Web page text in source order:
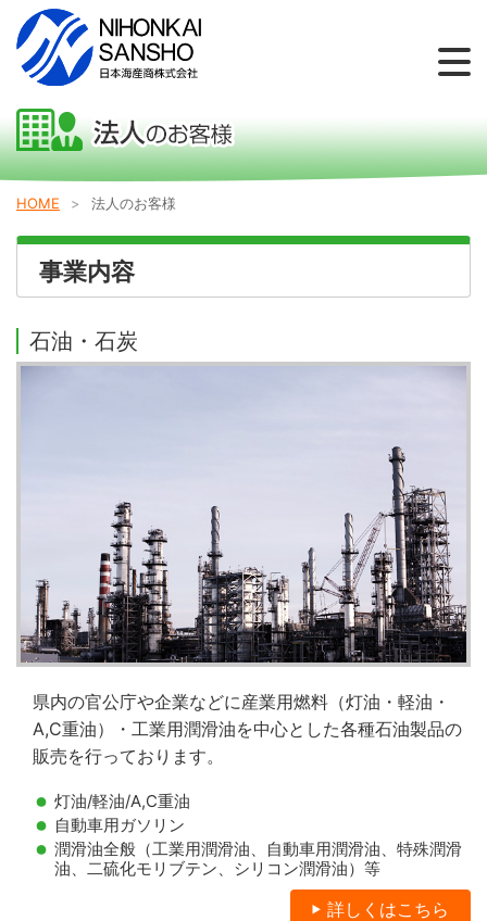
個人のお客様
法人のお客様
会社概要
採用情報
新着情報
お問い合わせ
HOME 法人のお客様
事業内容
石油・石炭
県内の官公庁や企業などに産業用燃料（灯油・軽油・
A,C重油）・工業用潤滑油を中心とした各種石油製品の
販売を行っております。
灯油/軽油/A,C重油
自動車用ガソリン
潤滑油全般（工業用潤滑油、自動車用潤滑油、特殊潤滑
油、二硫化モリブテン、シリコン潤滑油）等
詳しくはこちら